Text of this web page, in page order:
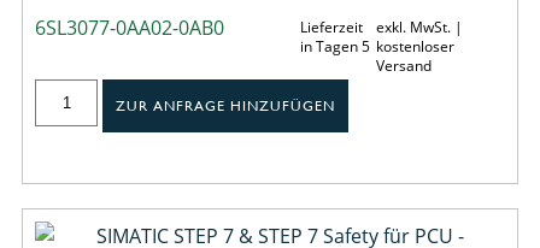
6SL3077-0AA02-0AB0
Lieferzeit
in Tagen 5
exkl. MwSt. |
kostenloser
Versand
ZUR ANFRAGE HINZUFÜGEN